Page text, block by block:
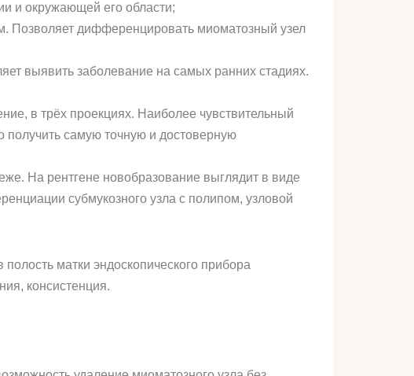
и окружающей его области;
Позволяет дифференцировать миоматозный узел
выявить заболевание на самых ранних стадиях.
в трёх проекциях. Наиболее чувствительный
самую точную и достоверную
На рентгене новобразование выглядит в виде
субмукозного узла с полипом, узловой
матки эндоскопического прибора
консистенция.